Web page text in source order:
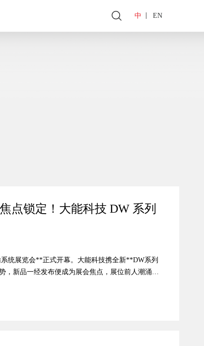
中 EN
点锁定！大能科技 DW 系列
统展览会**正式开幕。大能科技携全新**DW系列
，新品一经发布便成为展会焦点，展位前人潮涌
率口碑，到如今 DW 系列的双电机一体化突破，
平衡重叉车、臂车、前移车及 AGV等场景，包含